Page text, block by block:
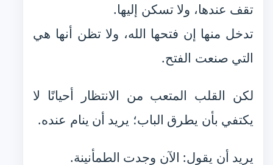
تقف عندها، ولا تسكن إليها.
تدخل منها إن فتحها الله، ولا تظن أنها هي
التي صنعت الفتح.
لكن القلب المتعب من الانتظار أحيانًا لا
يكتفي بأن يطرق الباب؛ يريد أن ينام عنده.
يريد أن يقول: الآن وجدت الطمأنينة.